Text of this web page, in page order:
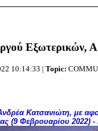
Εξωτερικών,
10:14:33 | Topic:
Κατσανιώτη, με
(9 Φεβρουαρίου 2022)